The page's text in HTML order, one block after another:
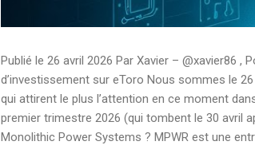
Publié le 26 avril 2026 Par Xavier – @xavier86
d’investissement sur eToro Nous sommes le
qui attirent le plus l’attention en ce moment
premier trimestre 2026 (qui tombent le 30 avril
Monolithic Power Systems ? MPWR est une